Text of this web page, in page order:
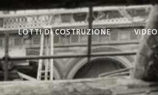
LOTTI DI COSTRUZIONE VIDEO